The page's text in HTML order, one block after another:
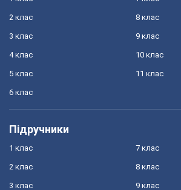
2 клас
3 клас
4 клас
5 клас
6 клас
8 клас
9 клас
10 клас
11 клас
Підручники
1 клас
2 клас
3 клас
7 клас
8 клас
9 клас